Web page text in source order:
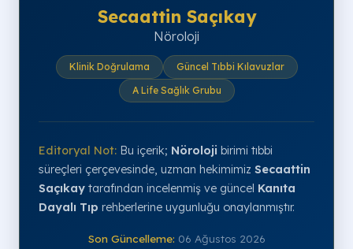
Secaattin Saçıkay
Nöroloji
Klinik Doğrulama
Güncel Tıbbi Kılavuzlar
A Life Sağlık Grubu
Editoryal Not: Bu içerik; Nöroloji birimi tıbbi
süreçleri çerçevesinde, uzman hekimimiz Secaattin
Saçıkay tarafından incelenmiş ve güncel Kanıta
Dayalı Tıp rehberlerine uygunluğu onaylanmıştır.
Son Güncelleme: 06 Ağustos 2026